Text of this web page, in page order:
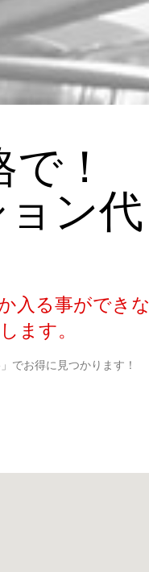
！
ン代
入る事ができな
ます。
でお得に見つかります！